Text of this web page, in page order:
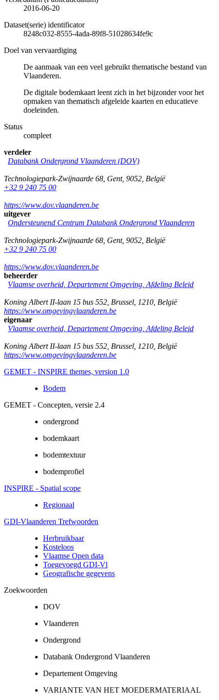
2016-06-20
Dataset(serie) identificator
8248c032-8555-4ada-89f8-51028634fe9c
Doel van vervaardiging
De aanmaak van een veel gebruikt thematische bestand van
Vlaanderen.
De digitale bodemkaart leent zich in het bijzonder voor het
opmaken van thematisch afgeleide kaarten en educatieve
doeleinden.
Status
compleet
verdeler
Databank Ondergrond Vlaanderen (DOV)
Technologiepark-Zwijnaarde 68 Gent, 9052 België
+32 9 240 75 00
https://www.dov.vlaanderen.be
uitgever
Ondersteunend Centrum Databank Ondergrond Vlaanderen
Technologiepark-Zwijnaarde 68 Gent, 9052 België
+32 9 240 75 00
https://www.dov.vlaanderen.be
beheerder
Vlaamse overheid, Departement Omgeving, Afdeling Beleid
Koning Albert II-laan 15 bus 552 Brussel 1210 België
https://www.omgevingvlaanderen.be
eigenaar
Vlaamse overheid, Departement Omgeving, Afdeling Beleid
Koning Albert II-laan 15 bus 552 Brussel 1210 België
https://www.omgevingvlaanderen.be
GEMET - INSPIRE themes, version 1.0
Bodem
GEMET - Concepten, versie 2.4
ondergrond
bodemkaart
bodemtextuur
bodemprofiel
INSPIRE - Spatial scope
Regionaal
GDI-Vlaanderen Trefwoorden
Herbruikbaar
Kosteloos
Vlaamse Open data
Toegevoegd GDI-Vl
Geografische gegevens
Zoekwoorden
DOV
Vlaanderen
Ondergrond
Databank Ondergrond Vlaanderen
Departement Omgeving
VARIANTE VAN HET MOEDERMATERIAAL